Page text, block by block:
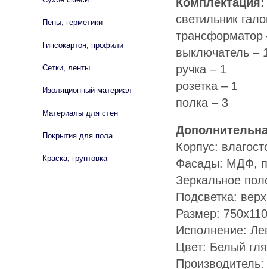
светильник
трансформатор
выключатель –
ручка – 1
розетка – 1
полка – 3
Корпус:
Фасады: МДФ,
Зеркальное
Подсветка:
Размер:
Исполнение:
Цвет: Белый
Пены, герметики
Гипсокартон, профили
Сетки, ленты
Изоляционный материал
Материалы для стен
Покрытия для пола
Краска, грунтовка